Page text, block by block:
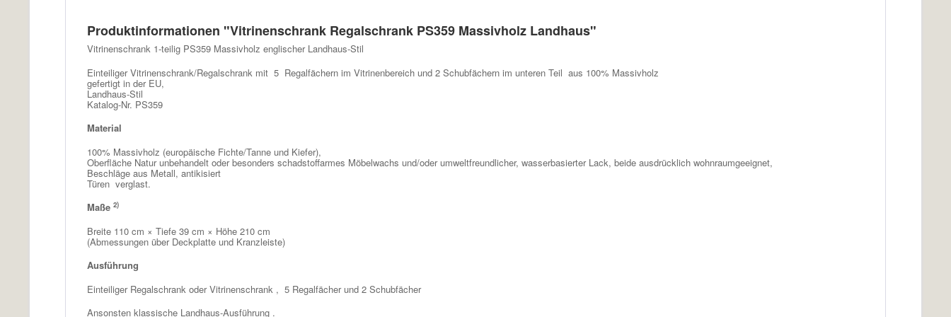
Produktinformationen "Vitrinenschrank Regalschrank PS359 Massivholz Landhaus"
Vitrinenschrank 1-teilig PS359 Massivholz englischer Landhaus-Stil
Einteiliger Vitrinenschrank/Regalschrank mit 5 Regalfächern im Vitrinenbereich und 2 Schubfächern im unteren Teil aus 100% Massivholz
gefertigt in der EU,
Landhaus-Stil
Katalog-Nr. PS359
Material
100% Massivholz (europäische Fichte/Tanne und Kiefer),
Oberfläche Natur unbehandelt oder besonders schadstoffarmes Möbelwachs und/oder umweltfreundlicher, wasserbasierter Lack, beide ausdrücklich wohnraumgeeignet,
Beschläge aus Metall, antikisiert
Türen verglast.
Maße 2)
Breite 110 cm × Tiefe 39 cm × Höhe 210 cm
(Abmessungen über Deckplatte und Kranzleiste)
Ausführung
Einteiliger Regalschrank oder Vitrinenschrank , 5 Regalfächer und 2 Schubfächer
Ansonsten klassische Landhaus-Ausführung .